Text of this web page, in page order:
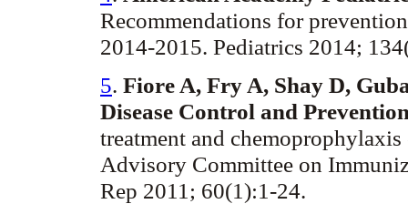
Recommendations for
2014-2015. Pediatrics 2014;
5. Fiore A, Fry A, Shay D,
Disease Control and
treatment and
Advisory Committee on
Rep 2011; 60(1):1-24.